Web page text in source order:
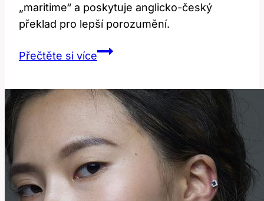
„maritime“ a poskytuje anglicko-český
překlad pro lepší porozumění.
Přečtěte si víceMaritime:
Znamená?
Anglicko-
Český
Překlad